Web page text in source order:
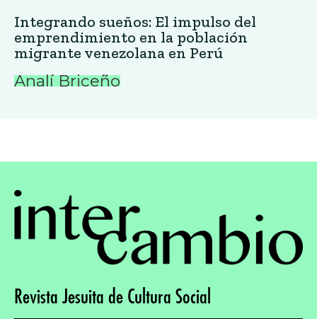
Integrando sueños: El impulso del
emprendimiento en la población
migrante venezolana en Perú
Analí Briceño
Revista Jesuita de Cultura Social